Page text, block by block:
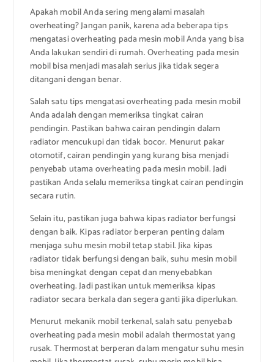
Apakah mobil Anda sering mengalami masalah
overheating? Jangan panik, karena ada beberapa tips
mengatasi overheating pada mesin mobil Anda yang bisa
Anda lakukan sendiri di rumah. Overheating pada mesin
mobil bisa menjadi masalah serius jika tidak segera
ditangani dengan benar.
Salah satu tips mengatasi overheating pada mesin mobil
Anda adalah dengan memeriksa tingkat cairan
pendingin. Pastikan bahwa cairan pendingin dalam
radiator mencukupi dan tidak bocor. Menurut pakar
otomotif, cairan pendingin yang kurang bisa menjadi
penyebab utama overheating pada mesin mobil. Jadi
pastikan Anda selalu memeriksa tingkat cairan pendingin
secara rutin.
Selain itu, pastikan juga bahwa kipas radiator berfungsi
dengan baik. Kipas radiator berperan penting dalam
menjaga suhu mesin mobil tetap stabil. Jika kipas
radiator tidak berfungsi dengan baik, suhu mesin mobil
bisa meningkat dengan cepat dan menyebabkan
overheating. Jadi pastikan untuk memeriksa kipas
radiator secara berkala dan segera ganti jika diperlukan.
Menurut mekanik mobil terkenal, salah satu penyebab
overheating pada mesin mobil adalah thermostat yang
rusak. Thermostat berperan dalam mengatur suhu mesin